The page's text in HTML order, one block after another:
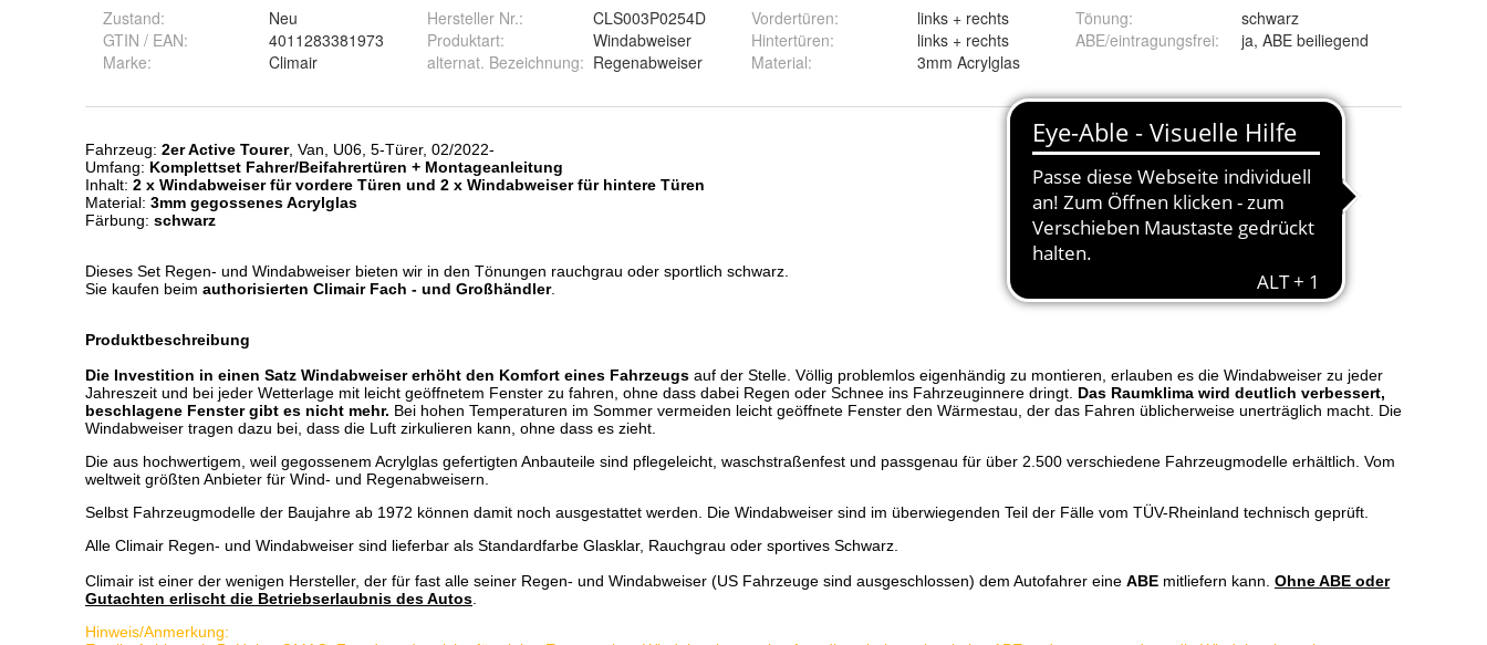
Zustand:
Neu
GTIN / EAN:
4011283381973
Marke:
Climair
Hersteller Nr.:
CLS003P0254D
Produktart:
Windabweiser
alternat. Bezeichnung: Regenabweiser
Vordertüren:
links + rechts
Hintertüren:
links + rechts
Material: 3mm Acrylglas
Tönung:
schwarz
ABE/eintragungsfrei: ja, ABE beiliegend